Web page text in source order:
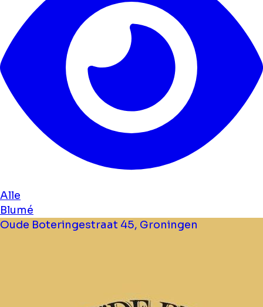
Alle
Blumé
Oude Boteringestraat 45, Groningen